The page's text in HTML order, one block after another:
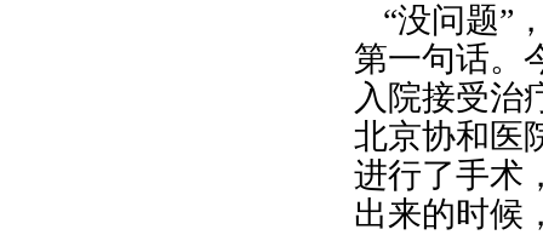
“没问题”
第一句话。
入院接受治
北京协和医
进行了手术
出来的时候